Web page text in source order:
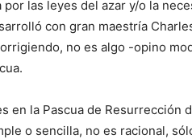
por las leyes del azar y/o la
con gran maestría
no es algo -opino
en la Pascua de Resurrección
o sencilla, no es racional,